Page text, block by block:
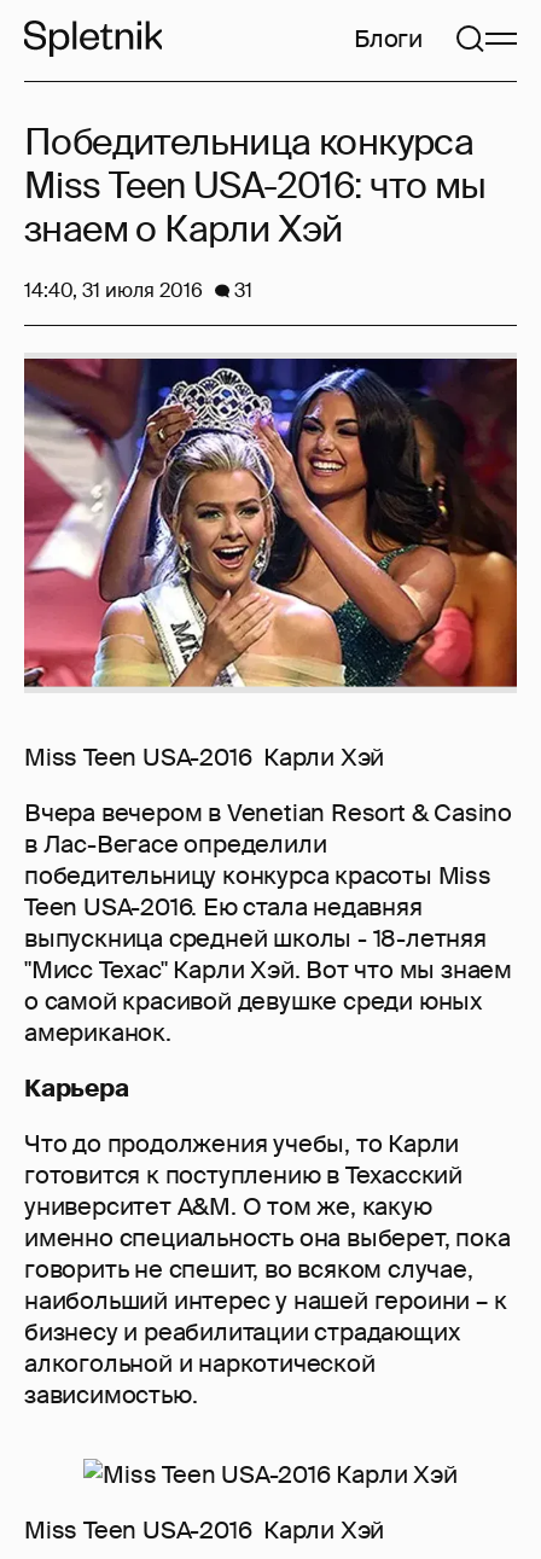
Блоги
Miss Teen USA-2016 Карли Хэй
Вчера вечером в Venetian Resort & Casino
в Лас-Вегасе определили
победительницу конкурса красоты Miss
Teen USA-2016. Ею стала недавняя
выпускница средней школы - 18-летняя
"Мисс Техас" Карли Хэй. Вот что мы знаем
о самой красивой девушке среди юных
американок.
Карьера
Что до продолжения учебы, то Карли
готовится к поступлению в Техасский
университет A&M. О том же, какую
именно специальность она выберет, пока
говорить не спешит, во всяком случае,
наибольший интерес у нашей героини – к
бизнесу и реабилитации страдающих
алкогольной и наркотической
зависимостью.
Miss Teen USA-2016 Карли Хэй
Победительница конкурса
Miss Teen USA-2016: что мы
знаем о Карли Хэй
14:40, 31 июля 2016 31